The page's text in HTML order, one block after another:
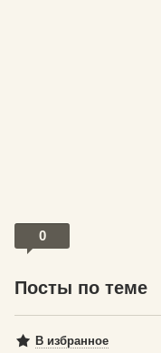
0
Посты по теме
В избранное